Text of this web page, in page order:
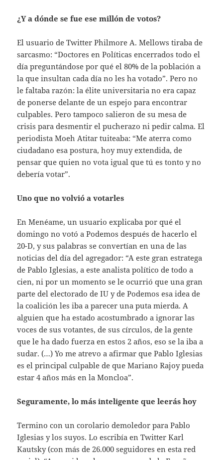
¿Y a dónde se fue ese millón de votos?
El usuario de Twitter Philmore A. Mellows tiraba de
sarcasmo: “Doctores en Políticas encerrados todo el
día preguntándose por qué el 80% de la población a
la que insultan cada día no les ha votado”. Pero no
le faltaba razón: la élite universitaria no era capaz
de ponerse delante de un espejo para encontrar
culpables. Pero tampoco salieron de su mesa de
crisis para desmentir el pucherazo ni pedir calma. El
periodista Moeh Atitar tuiteaba: “Me aterra como
ciudadano esa postura, hoy muy extendida, de
pensar que quien no vota igual que tú es tonto y no
debería votar”.
Uno que no volvió a votarles
En Menéame, un usuario explicaba por qué el
domingo no votó a Podemos después de hacerlo el
20-D, y sus palabras se convertían en una de las
noticias del día del agregador: “A este gran estratega
de Pablo Iglesias, a este analista político de todo a
cien, ni por un momento se le ocurrió que una gran
parte del electorado de IU y de Podemos esa idea de
la coalición les iba a parecer una puta mierda. A
alguien que ha estado acostumbrado a ignorar las
voces de sus votantes, de sus círculos, de la gente
que le ha dado fuerza en estos 2 años, eso se la iba a
sudar. (…) Yo me atrevo a afirmar que Pablo Iglesias
es el principal culpable de que Mariano Rajoy pueda
estar 4 años más en la Moncloa”.
Seguramente, lo más inteligente que leerás hoy
Termino con un corolario demoledor para Pablo
Iglesias y los suyos. Lo escribía en Twitter Karl
Kautsky (con más de 26.000 seguidores en esta red